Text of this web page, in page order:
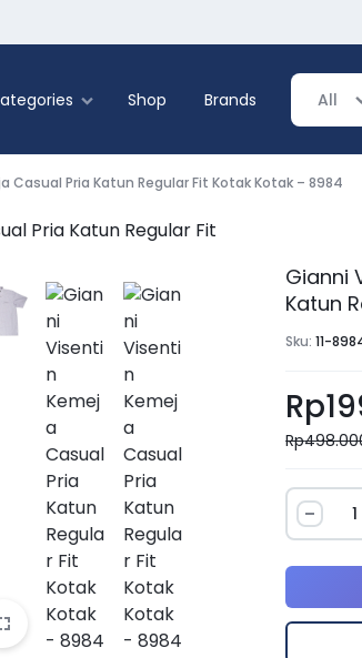
Home & Living
Shop Brands All
Casual Pria Katun Regular Fit Kotak Kotak – 8984
Gianni
Katun
Sku:11-
Rp
Rp